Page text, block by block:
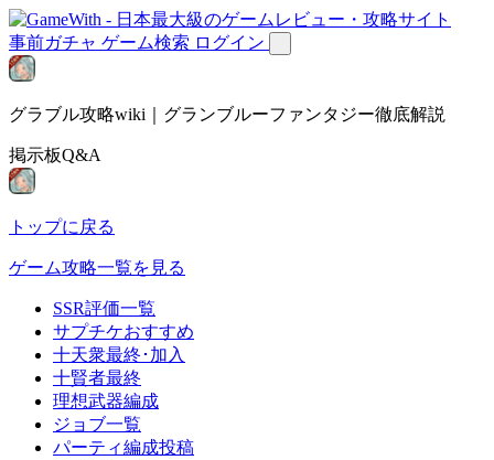
事前ガチャ ゲーム検索 ログイン
グラブル攻略wiki｜グランブルーファンタジー徹底解説
掲示板Q&A
トップに戻る
ゲーム攻略一覧を見る
SSR評価一覧
サプチケおすすめ
十天衆最終･加入
十賢者最終
理想武器編成
ジョブ一覧
パーティ編成投稿